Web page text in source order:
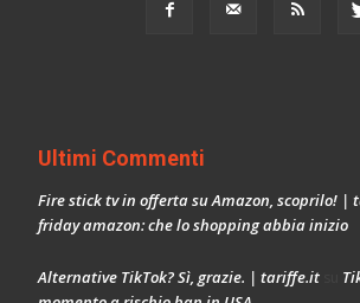
Ultimi Commenti
Fire stick tv in offerta su Amazon, scoprilo! |
friday amazon: che lo shopping abbia inizio
Alternative TikTok? Sì, grazie. | tariffe.it